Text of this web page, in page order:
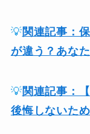
💡関連記事：
が違う？あな
💡関連記事：
後悔しないた